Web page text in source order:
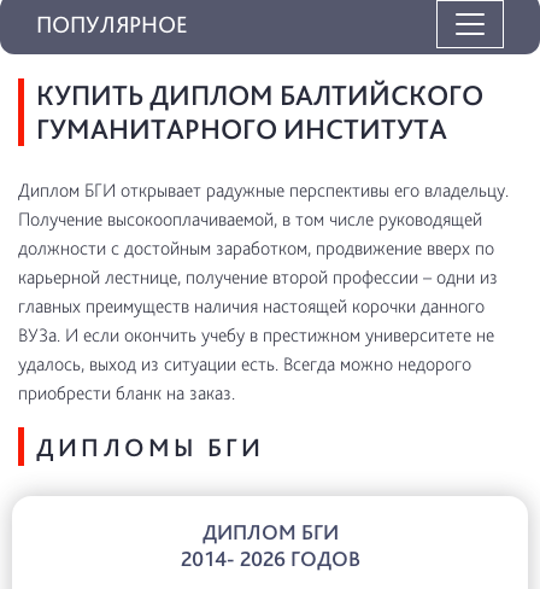
КУПИТЬ ДИПЛОМ БАЛТИЙСКОГО
ГУМАНИТАРНОГО ИНСТИТУТА
Диплом БГИ открывает радужные перспективы его владельцу.
Получение высокооплачиваемой, в том числе руководящей
должности с достойным заработком, продвижение вверх по
карьерной лестнице, получение второй профессии – одни из
главных преимуществ наличия настоящей корочки данного
ВУЗа. И если окончить учебу в престижном университете не
удалось, выход из ситуации есть. Всегда можно недорого
приобрести бланк на заказ.
ДИПЛОМЫ БГИ
ДИПЛОМ БГИ
2014- 2026 ГОДОВ
ПОПУЛЯРНОЕ